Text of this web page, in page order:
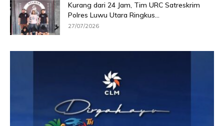
Kurang dari 24 Jam, Tim URC Satreskrim
Polres Luwu Utara Ringkus...
27/07/2026